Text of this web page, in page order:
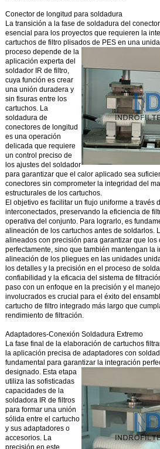
Conector de longitud para soldadura
La transición a la fase de soldadura del
esencial para los proyectos que requieren la
cartuchos de filtro plisados de PES en una
proceso depende de la
aplicación experta del
soldador IR de filtro,
cuya función es crear
una unión duradera y
sin fisuras entre los
cartuchos. La
soldadura de
conectores de longitud
es una operación
delicada que requiere
un control preciso de
los ajustes del soldador
para garantizar que el calor aplicado sea
conectores sin comprometer la integridad del
estructurales de los cartuchos.
El objetivo es facilitar un flujo uniforme a través
interconectados, preservando la eficiencia de
operativa del conjunto. Para lograrlo, es
alineación de los cartuchos antes de soldarlos.
alineados con precisión para garantizar que los
perfectamente, sino que también mantengan la
alineación de los pliegues en las unidades
los detalles y la precisión en el proceso de
confiabilidad y la eficacia del sistema de
paso con un enfoque en la precisión y el
involucrados es crucial para el éxito del
cartucho de filtro integrado más largo que
rendimiento de filtración.
Adaptadores-Conexión Soldadura Extremo
La fase final de la elaboración de cartuchos
la aplicación precisa de adaptadores con
fundamental para garantizar la integración
designado. Esta etapa
utiliza las sofisticadas
capacidades de la
soldadora IR de filtros
para formar una unión
sólida entre el cartucho
y sus adaptadores o
accesorios. La
precisión en este